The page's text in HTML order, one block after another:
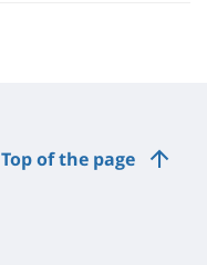
Top of the page